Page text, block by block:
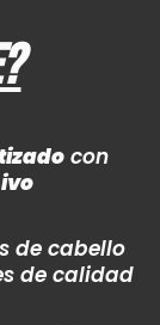
con
de cabello
de calidad